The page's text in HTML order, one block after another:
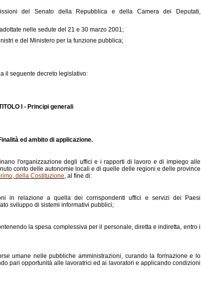
del Senato della Repubblica e della Camera dei Deputati,
nelle sedute del 21 e 30 marzo 2001;
e del Ministero per la funzione pubblica;
il seguente decreto legislativo:
I - Principi generali
ed ambito di applicazione.
l'organizzazione degli uffici e i rapporti di lavoro e di impiego alle
conto delle autonomie locali e di quelle delle regioni e delle province
della Costituzione, al fine di:
in relazione a quella dei corrispondenti uffici e servizi dei Paesi
sviluppo di sistemi informativi pubblici;
la spesa complessiva per il personale, diretta e indiretta, entro i
umane nelle pubbliche amministrazioni, curando la formazione e lo
pari opportunità alle lavoratrici ed ai lavoratori e applicando condizioni